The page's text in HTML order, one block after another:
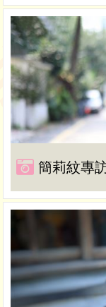
簡莉紋專